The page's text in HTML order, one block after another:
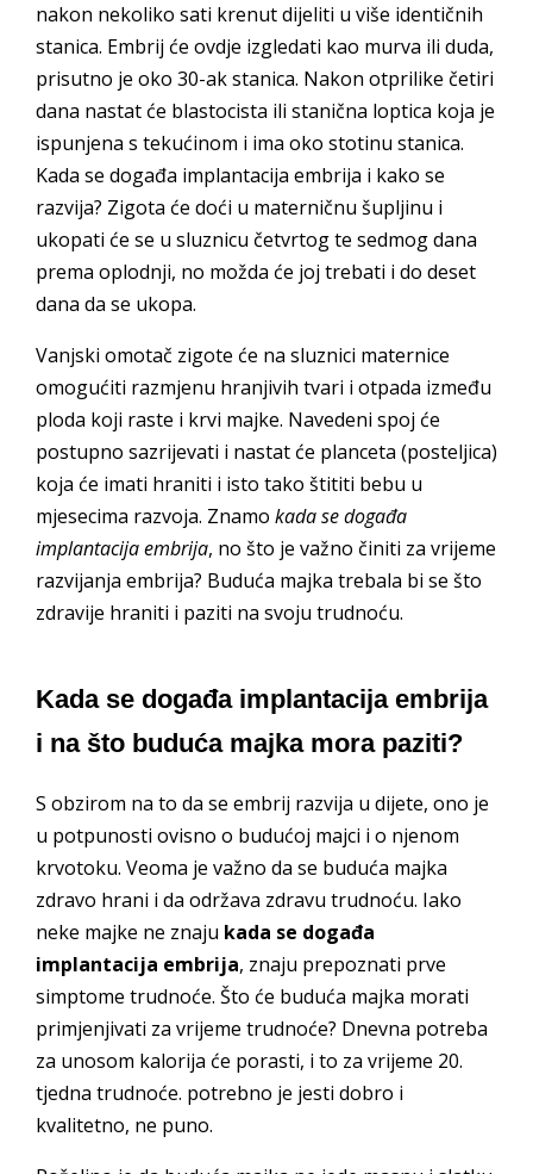
nakon nekoliko sati krenut dijeliti u više identičnih
stanica. Embrij će ovdje izgledati kao murva ili duda,
prisutno je oko 30-ak stanica. Nakon otprilike četiri
dana nastat će blastocista ili stanična loptica koja je
ispunjena s tekućinom i ima oko stotinu stanica.
Kada se događa implantacija embrija i kako se
razvija? Zigota će doći u materničnu šupljinu i
ukopati će se u sluznicu četvrtog te sedmog dana
prema oplodnji, no možda će joj trebati i do deset
dana da se ukopa.
Vanjski omotač zigote će na sluznici maternice
omogućiti razmjenu hranjivih tvari i otpada između
ploda koji raste i krvi majke. Navedeni spoj će
postupno sazrijevati i nastat će planceta (posteljica)
koja će imati hraniti i isto tako štititi bebu u
mjesecima razvoja. Znamo kada se događa
implantacija embrija, no što je važno činiti za vrijeme
razvijanja embrija? Buduća majka trebala bi se što
zdravije hraniti i paziti na svoju trudnoću.
Kada se događa implantacija embrija
i na što buduća majka mora paziti?
S obzirom na to da se embrij razvija u dijete, ono je
u potpunosti ovisno o budućoj majci i o njenom
krvotoku. Veoma je važno da se buduća majka
zdravo hrani i da održava zdravu trudnoću. Iako
neke majke ne znaju kada se događa
implantacija embrija, znaju prepoznati prve
simptome trudnoće. Što će buduća majka morati
primjenjivati za vrijeme trudnoće? Dnevna potreba
za unosom kalorija će porasti, i to za vrijeme 20.
tjedna trudnoće. potrebno je jesti dobro i
kvalitetno, ne puno.